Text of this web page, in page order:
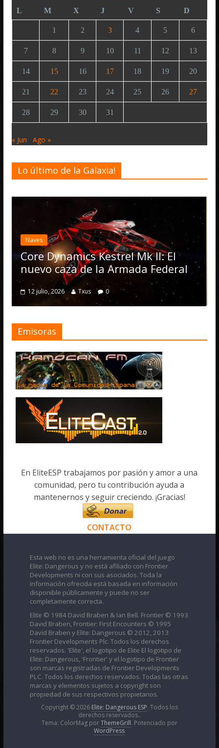
L
M X J V S D
1 2 3 4 5 6
7 8 9 10 11 12 13
14 15 16 17 18 19 20
21 22 23 24 25 26 27
28 29 30 31
« Jun Ago »
Lo último de la Galaxia!
Mk II: El
Federal
Desarrollo
Elite Dangerous recibe la
actualización 4.4.0:
Operations, el vehículo
numerosas mejoras
4 julio, 2026
Emisoras
En EliteESP trabajamos por pasión y amor a una
comunidad, pero tu contribución ayuda a
mantenernos y seguir creciendo. ¡Gracias!
CONTACTO
Esta web no es una herramienta oficial del juego
Elite: Dangerous y no está afiliado con Frontier
Developments ni con sus asociados. Toda la
información ofrecida está basada en información
disponible públicamente y puede no ser
completamente correcta.
Elite © 1984 David Braben & Ian Bell. Frontier © 1993
David Braben, Frontier: First Encounters © 1995
David Braben y Elite: Dangerous © 2012, 2013
Frontier Developments Plc. Todos los derechos
reservados. 'Elite', el logotipo de Elite El logotipo de
Elite: Dangerous, 'Frontier' y el logotipo de Frontier
son marcas registradas de Frontier Developments
PLC. Todos los derechos reservados. Todas las otras
marcas y elementos sujetos a copyright son
propiedad de sus respectivos propietarios.
Copyright © 2026 Elite: Dangerous ESP . Todos los
derechos reservados..
Tema: ColorMag porThemeGrill . Potenciado por
WordPress